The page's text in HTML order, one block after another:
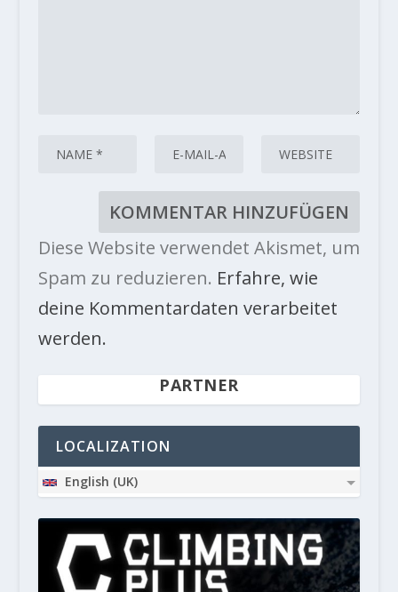
Diese Website verwendet Akismet, um
Spam zu reduzieren. Erfahre, wie
deine Kommentardaten verarbeitet
werden.
PARTNER
LOCALIZATION
English (UK)